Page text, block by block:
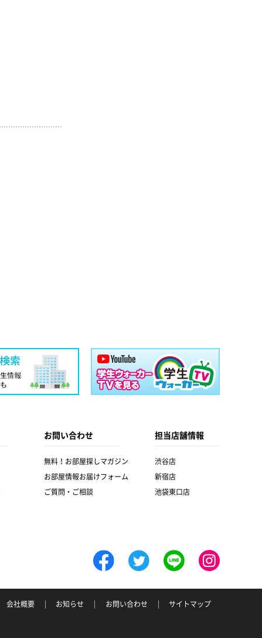
お問い合わせ
無料！お部屋探しマガジン
お部屋情報お届けフォーム
ご質問・ご相談
担当店舗情報
渋谷店
新宿店
池袋東口店
会社概要 お知らせ お問い合わせ サイトマップ